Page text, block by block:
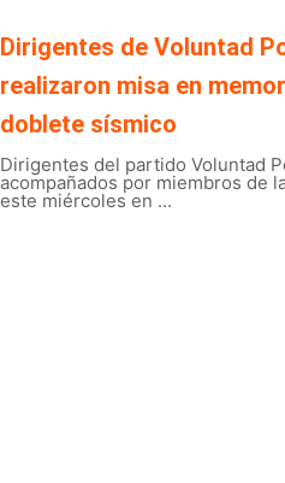
Dirigentes de Voluntad
realizaron misa en
doblete sísmico
Dirigentes del partido Voluntad
acompañados por miembros de
este miércoles en ...